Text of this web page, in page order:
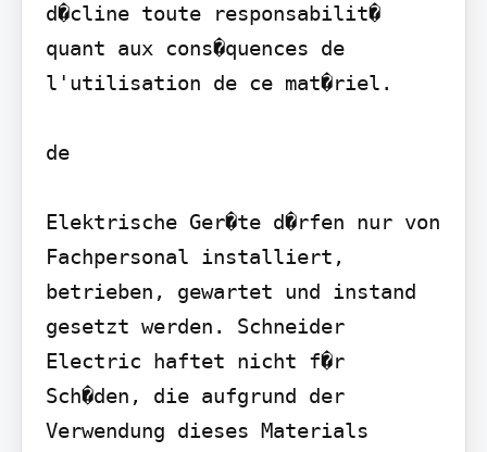
d�cline toute responsabilit�
quant aux cons�quences de
l'utilisation de ce mat�riel.
de
Elektrische Ger�te d�rfen nur von
Fachpersonal installiert,
betrieben, gewartet und instand
gesetzt werden. Schneider
Electric haftet nicht f�r
Sch�den, die aufgrund der
Verwendung dieses Materials